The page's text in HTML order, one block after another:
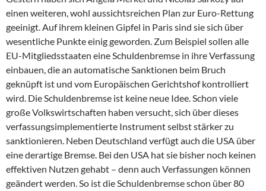
einen weiteren, wohl aussichtsreichen Plan zur Euro-Rettung
geeinigt. Auf ihrem kleinen Gipfel in Paris sind sie sich über
wesentliche Punkte einig geworden. Zum Beispiel sollen alle
EU-Mitgliedsstaaten eine Schuldenbremse in ihre Verfassung
einbauen, die an automatische Sanktionen beim Bruch
geknüpft ist und vom Europäischen Gerichtshof kontrolliert
wird. Die Schuldenbremse ist keine neue Idee. Schon viele
große Volkswirtschaften haben versucht, sich über dieses
verfassungsimplementierte Instrument selbst stärker zu
sanktionieren. Neben Deutschland verfügt auch die USA über
eine derartige Bremse. Bei den USA hat sie bisher noch keinen
effektiven Nutzen gehabt – denn auch Verfassungen können
geändert werden. So ist die Schuldenbremse schon über 80